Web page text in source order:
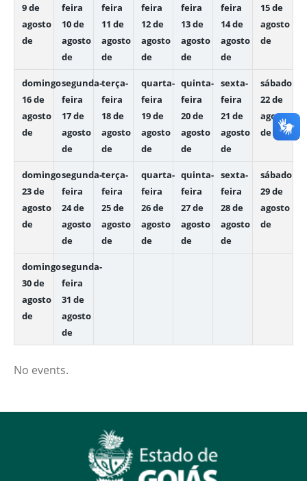
9 de
agosto
de
feira
10 de
agosto
de
feira
11 de
agosto
de
feira
12 de
agosto
de
feira
13 de
agosto
de
feira
14 de
agosto
de
15 de
agosto
de
domingo
16 de
agosto
de
segunda-
feira
17 de
agosto
de
terça-
feira
18 de
agosto
de
quarta-
feira
19 de
agosto
de
quinta-
feira
20 de
agosto
de
sexta-
feira
21 de
agosto
de
sábado
22 de
agosto
de
domingo
23 de
agosto
de
segunda-
feira
24 de
agosto
de
terça-
feira
25 de
agosto
de
quarta-
feira
26 de
agosto
de
quinta-
feira
27 de
agosto
de
sexta-
feira
28 de
agosto
de
sábado
29 de
agosto
de
domingo
30 de
agosto
de
segunda-
feira
31 de
agosto
de
No events.